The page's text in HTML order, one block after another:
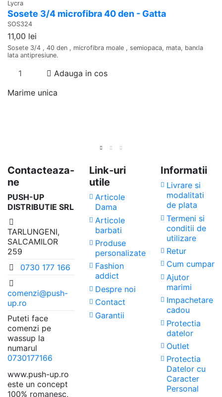
Lycra
Sosete 3/4 microfibra 40 den - Gatta
SOS324
11,00 lei
Sosete 3/4 , 40 den , microfibra moale , semiopaca, mata, banda
lata antipresiune.
Adauga in cos
Marime unica
Contacteaza-
ne
PUSH-UP
DISTRIBUTIE SRL
TARLUNGENI,
SALCAMILOR
259
0730 177 166
comenzi@push-
up.ro
Puteti face
comenzi pe
wassup la
numarul
0730177166
www.push-up.ro
este un concept
100% romanesc,
Link-uri
utile
Articole
Dama
Articole
barbati
Produse
personalizate
Fashion
addict
Despre noi
Contact
Garantii
Informatii
Livrare si
modalitati
de plata
Termeni si
conditii de
utilizare
Retur
Cum cumpar
Ajutor
marimi
Impachetare
cadou
Protectia
datelor
Outlet
Protectia
Datelor cu
Caracter
Personal